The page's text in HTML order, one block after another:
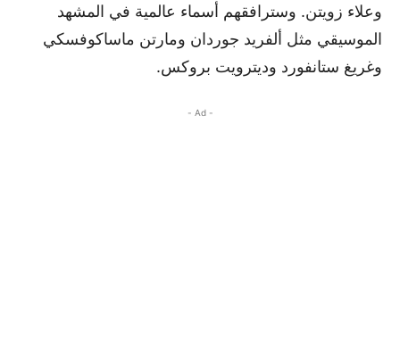
وعلاء زويتن. وسترافقهم أسماء عالمية في المشهد
الموسيقي مثل ألفريد جوردان ومارتن ماساكوفسكي
وغريغ ستانفورد وديترويت بروكس.
- Ad -